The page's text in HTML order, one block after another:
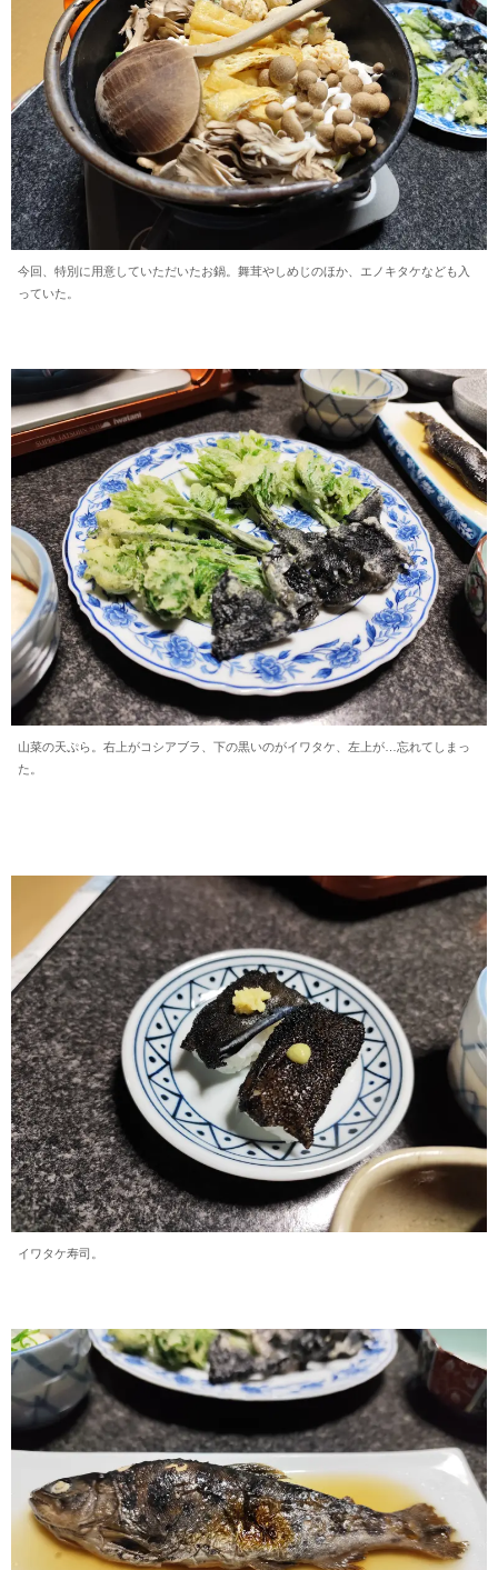
今回、特別に用意していただいたお鍋。舞茸やしめじのほか、エノキタケなども入
っていた。
山菜の天ぷら。右上がコシアブラ、下の黒いのがイワタケ、左上が…忘れてしまっ
た。
イワタケ寿司。